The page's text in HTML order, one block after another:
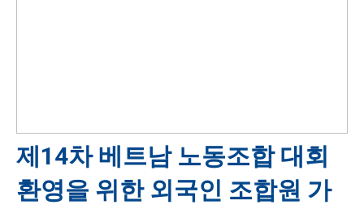
제14차 베트남 노동조합 대회
환영을 위한 외국인 조합원 가